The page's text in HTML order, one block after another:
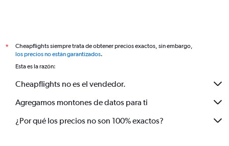
*
Cheapflights siempre trata de obtener precios exactos, sin embargo,
los precios no están garantizados.
Esta es la razón:
Cheapflights no es el vendedor.
Agregamos montones de datos para ti
¿Por qué los precios no son 100% exactos?